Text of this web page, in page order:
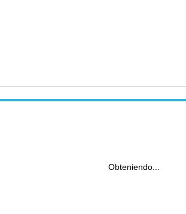
Obteniendo...